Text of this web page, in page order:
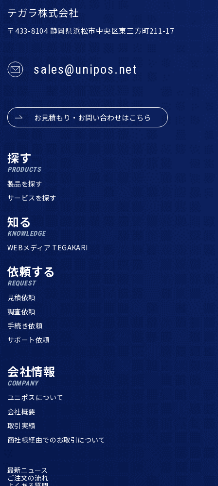
テガラ株式会社
〒433-8104 静岡県浜松市中央区東三方町211-17
sales@unipos.net
お見積もり・お問い合わせはこちら
探す
PRODUCTS
製品を探す
サービスを探す
知る
KNOWLEDGE
WEBメディア TEGAKARI
依頼する
REQUEST
見積依頼
調査依頼
手続き依頼
サポート依頼
会社情報
COMPANY
ユニポスについて
会社概要
取引実績
商社様経由でのお取引について
最新ニュース
ご注文の流れ